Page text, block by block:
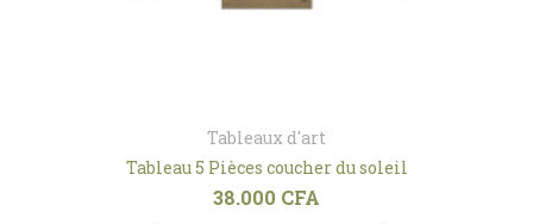
Tableaux d'art
Tableau 5 Pièces coucher du soleil
38.000 CFA